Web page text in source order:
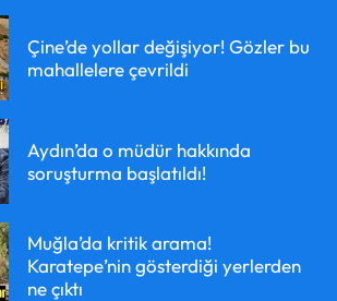
Çine’de yollar değişiyor! Gözler bu
mahallelere çevrildi
Aydın’da o müdür hakkında
soruşturma başlatıldı!
Muğla’da kritik arama!
Karatepe’nin gösterdiği yerlerden
ne çıktı